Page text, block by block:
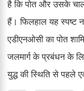
है कि पोत और उसके
हैं। फिलहाल यह स्पष्ट
एडीएनओसी का पोत
जलमार्ग के प्रबंधन के
युद्ध की स्थिति से पहले